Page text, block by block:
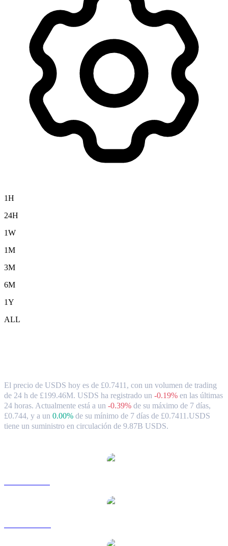
1H
24H
1W
1M
3M
6M
1Y
ALL
El precio de USDS hoy es de £0.7411, con un volumen de trading
de 24 h de £199.46M. USDS ha registrado un -0.19% en las últimas
24 horas. Actualmente está a un -0.39% de su máximo de 7 días,
£0.744, y a un 0.00% de su mínimo de 7 días de £0.7411.USDS
tiene un suministro en circulación de 9.87B USDS.